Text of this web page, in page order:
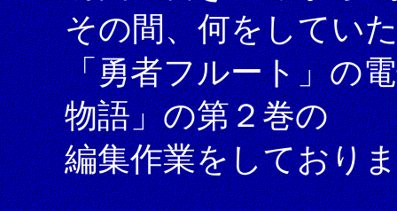
その間、何をしてい
「勇者フルート」の
物語」の第２巻の
編集作業をしており